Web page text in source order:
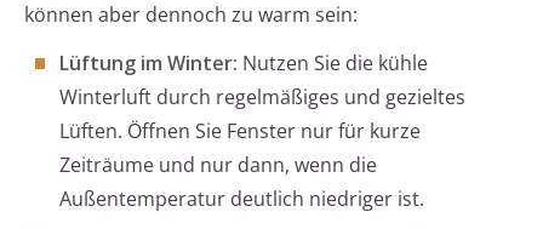
können aber dennoch zu warm sein:
Lüftung im Winter: Nutzen Sie die kühle
Winterluft durch regelmäßiges und gezieltes
Lüften. Öffnen Sie Fenster nur für kurze
Zeiträume und nur dann, wenn die
Außentemperatur deutlich niedriger ist.